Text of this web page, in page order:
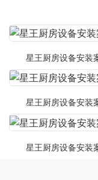
星王厨房设备安装
星王厨房设备安装
星王厨房设备安装